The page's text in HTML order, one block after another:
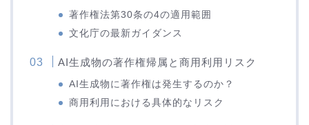
著作権法第30条の4の適用範囲
文化庁の最新ガイダンス
AI生成物の著作権帰属と商用利用リスク
AI生成物に著作権は発生するのか？
商用利用における具体的なリスク